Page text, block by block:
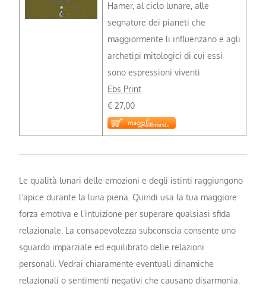
Hamer, al ciclo lunare, alle
segnature dei pianeti che
maggiormente li influenzano e agli
archetipi mitologici di cui essi
sono espressioni viventi
Ebs Print
€ 27,00
Le qualità lunari delle emozioni e degli istinti raggiungono
l’apice durante la luna piena. Quindi usa la tua maggiore
forza emotiva e l’intuizione per superare qualsiasi sfida
relazionale. La consapevolezza subconscia consente uno
sguardo imparziale ed equilibrato delle relazioni
personali. Vedrai chiaramente eventuali dinamiche
relazionali o sentimenti negativi che causano disarmonia.